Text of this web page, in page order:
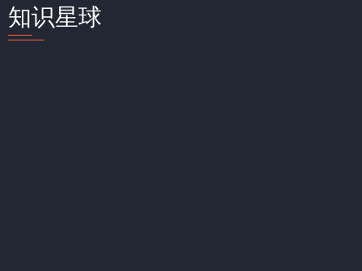
知识星球